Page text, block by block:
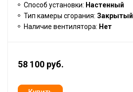
Способ установки: Настенный
Тип камеры сгорания: Закрытый
Наличие вентилятора: Нет
58 100 руб.